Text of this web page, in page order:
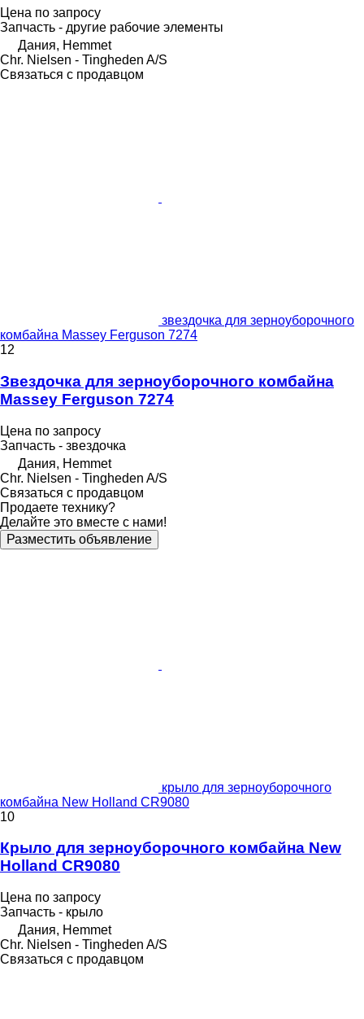
Цена по запросу
Запчасть - другие рабочие элементы
Дания, Hemmet
Chr. Nielsen - Tingheden A/S
Связаться с продавцом
звездочка для зерноуборочного
комбайна Massey Ferguson 7274
12
Звездочка для зерноуборочного комбайна
Massey Ferguson 7274
Цена по запросу
Запчасть - звездочка
Дания, Hemmet
Chr. Nielsen - Tingheden A/S
Связаться с продавцом
Продаете технику?
Делайте это вместе с нами!
Разместить объявление
крыло для зерноуборочного
комбайна New Holland CR9080
10
Крыло для зерноуборочного комбайна New
Holland CR9080
Цена по запросу
Запчасть - крыло
Дания, Hemmet
Chr. Nielsen - Tingheden A/S
Связаться с продавцом